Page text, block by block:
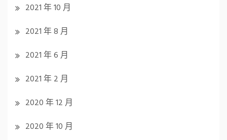
2021 年 10 月
2021 年 8 月
2021 年 6 月
2021 年 2 月
2020 年 12 月
2020 年 10 月